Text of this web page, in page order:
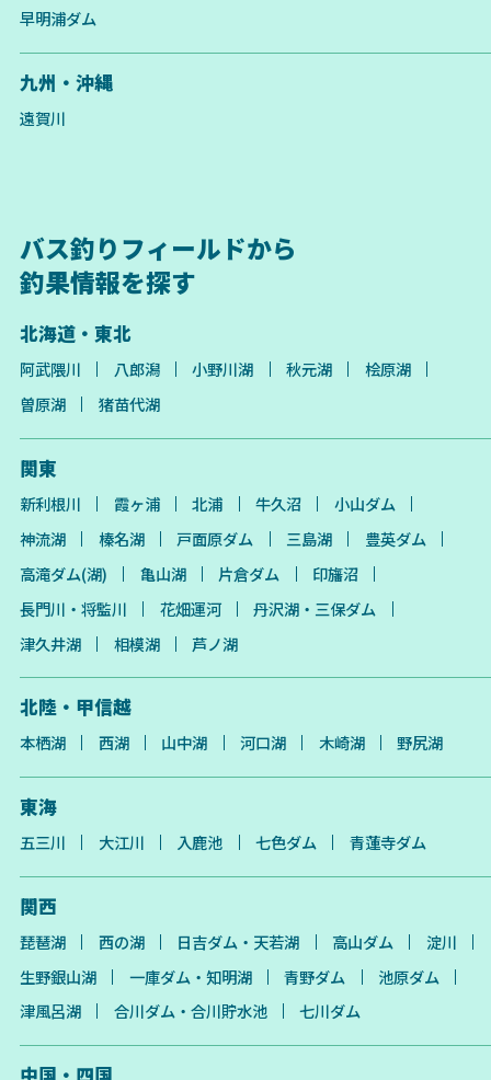
早明浦ダム
九州・沖縄
遠賀川
バス釣りフィールドから
釣果情報を探す
北海道・東北
阿武隈川 八郎潟 小野川湖 秋元湖
桧原湖
曽原湖
猪苗代湖
関東
新利根川 霞ヶ浦 北浦 牛久沼
小山ダム
神流湖
榛名湖 戸面原ダム 三島湖
豊英ダム
高滝ダム(湖)
亀山湖 片倉ダム
印旛沼
長門川・将監川
花畑運河
丹沢湖・三保ダム
津久井湖
相模湖 芦ノ湖
北陸・甲信越
本栖湖 西湖 山中湖 河口湖 木崎湖 野尻湖
東海
五三川 大江川 入鹿池 七色ダム 青蓮寺ダム
関西
琵琶湖 西の湖 日吉ダム・天若湖 高山ダム
淀川
生野銀山湖
一庫ダム・知明湖 青野ダム
池原ダム
津風呂湖
合川ダム・合川貯水池 七川ダム